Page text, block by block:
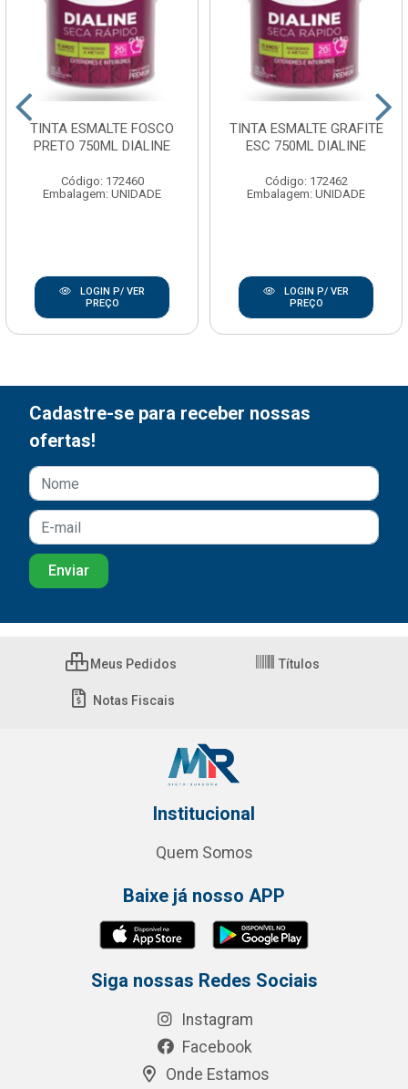
TINTA ESMALTE FOSCO
PRETO 750ML DIALINE
Código: 172460
Embalagem: UNIDADE
LOGIN P/ VER
PREÇO
TINTA ESMALTE GRAFITE
ESC 750ML DIALINE
Código: 172462
Embalagem: UNIDADE
LOGIN P/ VER
PREÇO
Cadastre-se para receber nossas
ofertas!
Meus Pedidos Títulos
Notas Fiscais
Institucional
Quem Somos
Baixe já nosso APP
Siga nossas Redes Sociais
Instagram
Facebook
Onde Estamos